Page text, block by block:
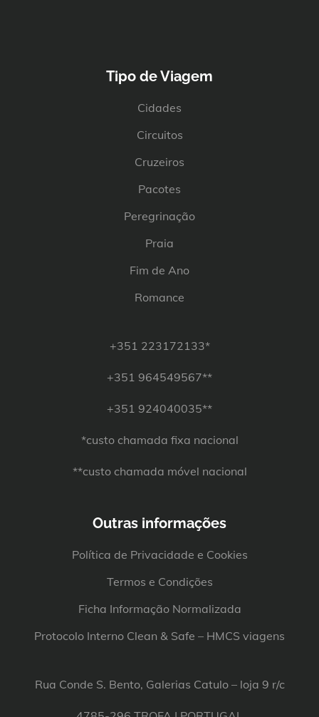
Tipo de Viagem
Cidades
Circuitos
Cruzeiros
Pacotes
Peregrinação
Praia
Fim de Ano
Romance
+351 223172133*
+351 964549567**
+351 924040035**
*custo chamada fixa nacional
**custo chamada móvel nacional
Outras informações
Política de Privacidade e Cookies
Termos e Condições
Ficha Informação Normalizada
Protocolo Interno Clean & Safe – HMCS viagens
Rua Conde S. Bento, Galerias Catulo – loja 9 r/c